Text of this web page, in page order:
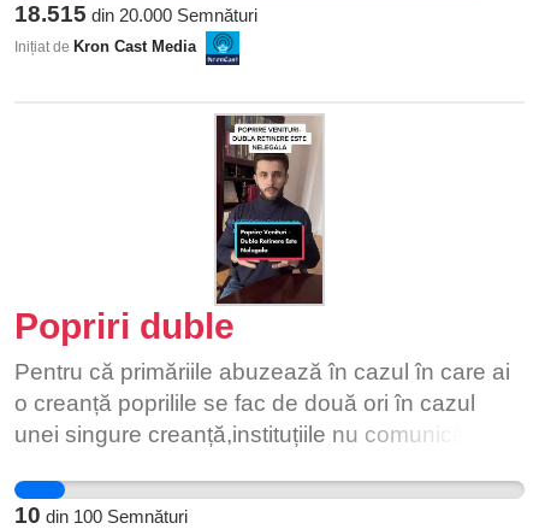
partener neserios.
18.515 din 20.000 Semnături
Inițiat de Kron Cast Media
Popriri duble
Pentru că primăriile abuzează în cazul în care ai
o creanță poprilile se fac de două ori în cazul
unei singure creanță,instituțiile nu comunică între
economie să îți oprească 1/6.
10 din 100 Semnături